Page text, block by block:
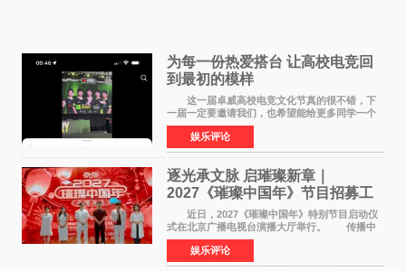
为每一份热爱搭台 让高校电竞回
到最初的模样
这一届卓威高校电竞文化节真的很不错，下
一届一定要邀请我们，也希望能给更多同学一个
来到现场的机会。 2026卓威高校电竞文化节
已经落下帷幕，在活动结束后，仍有不少高校电
竞社负责人和现
娱乐评论
逐光承文脉 启璀璨新章｜
2027《璀璨中国年》节目招募工
作圆满启动
近日，2027《璀璨中国年》特别节目启动仪
式在北京广播电视台演播大厅举行。 传播中
华优秀传统文化，弘扬纯正国风艺术，打造高规
格、高质感、正能量的文艺盛典，是璀璨中国年
矢志不渝的初心
娱乐评论